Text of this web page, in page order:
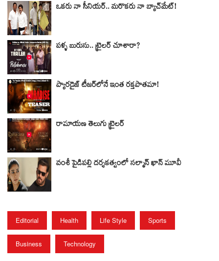
ఒకరు నా సీనియర్.. మరొకరు నా బ్యాచ్‌మేట్!
పళ్ళ బురుసు.. ట్రైలర్‌ చూశారా?
ప్యారడైజ్ టీజర్‌లోనే ఇంత రక్తపాతమా!
రామాయణ తెలుగు ట్రైలర్‌
వంశీ పైడిపల్లి దర్శకత్వంలో సల్మాన్ ఖాన్ మూవీ
Editorial Health Life Style Sports
Business Technology